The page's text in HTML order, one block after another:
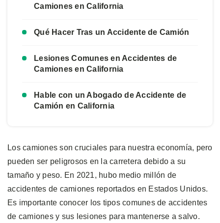
Camiones en California
Qué Hacer Tras un Accidente de Camión
Lesiones Comunes en Accidentes de
Camiones en California
Hable con un Abogado de Accidente de
Camión en California
Los camiones son cruciales para nuestra economía, pero
pueden ser peligrosos en la carretera debido a su
tamaño y peso. En 2021, hubo medio millón de
accidentes de camiones reportados en Estados Unidos.
Es importante conocer los tipos comunes de accidentes
de camiones y sus lesiones para mantenerse a salvo.